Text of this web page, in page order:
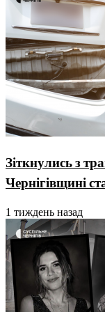
Зіткнулись з
Чернігівщині
1 тиждень назад